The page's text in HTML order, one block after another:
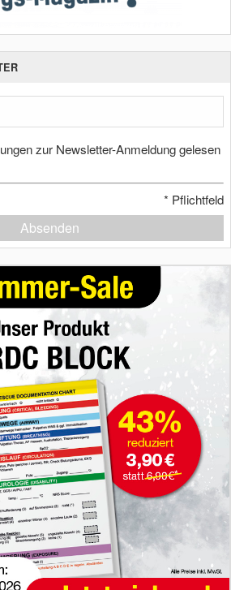
zur Newsletter-Anmeldung gelesen
* Pflichtfeld
Absenden